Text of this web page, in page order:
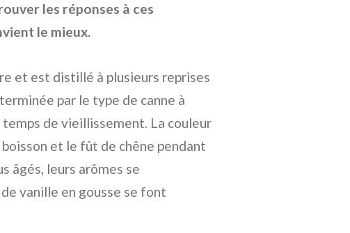
les réponses à ces
le mieux.
et est distillé à plusieurs reprises
par le type de canne à
de vieillissement. La couleur
et le fût de chêne pendant
âgés, leurs arômes se
vanille en gousse se font